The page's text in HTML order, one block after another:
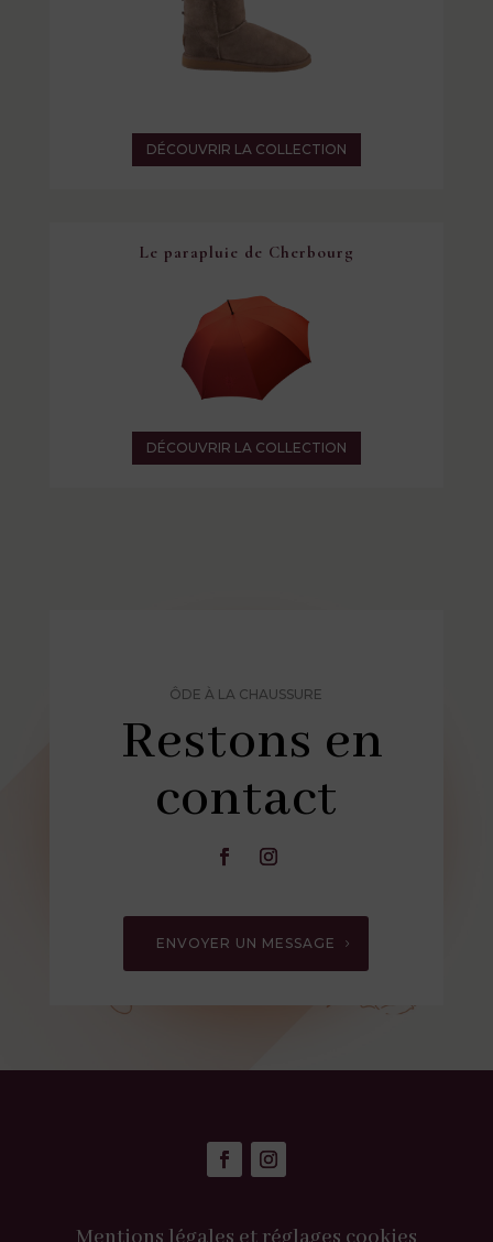
DÉCOUVRIR LA COLLECTION
Le parapluie de Cherbourg
DÉCOUVRIR LA COLLECTION
ÔDE À LA CHAUSSURE
Restons en
contact
ENVOYER UN MESSAGE